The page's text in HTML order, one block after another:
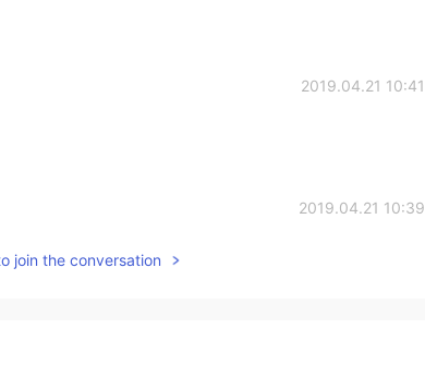
2019.04.21 10:41
2019.04.21 10:39
join the conversation